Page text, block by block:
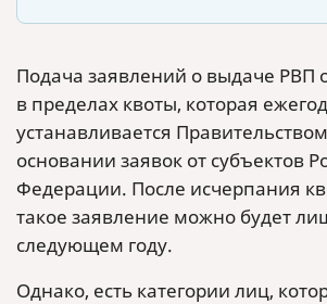
Подача заявлений о выдаче РВП
в пределах квоты, которая
устанавливается
основании заявок от субъектов
Федерации. После исчерпания
такое заявление можно будет
следующем году.
Однако, есть категории лиц,